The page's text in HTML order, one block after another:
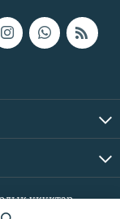
укуктар